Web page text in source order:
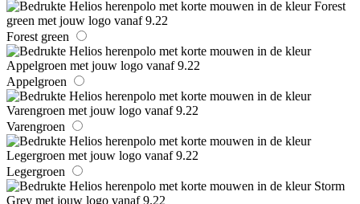
Forest green
Appelgroen
Varengroen
Legergroen